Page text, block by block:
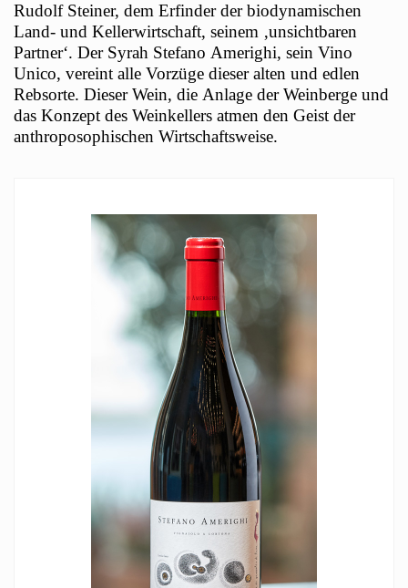
Rudolf Steiner, dem Erfinder der biodynamischen
Land- und Kellerwirtschaft, seinem ‚unsichtbaren
Partner‘. Der Syrah Stefano Amerighi, sein Vino
Unico, vereint alle Vorzüge dieser alten und edlen
Rebsorte. Dieser Wein, die Anlage der Weinberge und
das Konzept des Weinkellers atmen den Geist der
anthroposophischen Wirtschaftsweise.